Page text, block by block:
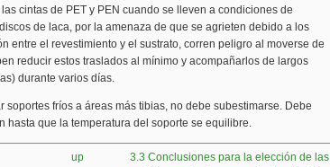
cintas de PET y PEN cuando se lleven a condiciones de
de laca, por la amenaza de que se agrieten debido a los
entre el revestimiento y el sustrato, corren peligro al moverse de
reducir estos traslados al mínimo y acompañarlos de largos
durante varios días.
soportes fríos a áreas más tibias, no debe subestimarse. Debe
hasta que la temperatura del soporte se equilibre.
up
3.3 Conclusiones para la elección de las